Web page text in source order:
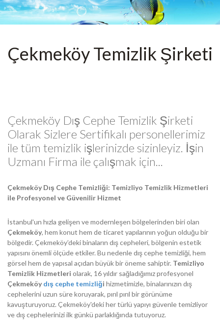
Çekmeköy Temizlik Şirketi
Çekmeköy Dış Cephe Temizlik Şirketi
Olarak Sizlere Sertifikalı personellerimiz
ile tüm temizlik işlerinizde sizinleyiz. İşin
Uzmanı Firma ile çalışmak için...
Çekmeköy Dış Cephe Temizliği: Temizliyo Temizlik Hizmetleri
ile Profesyonel ve Güvenilir Hizmet
İstanbul'un hızla gelişen ve modernleşen bölgelerinden biri olan
Çekmeköy, hem konut hem de ticaret yapılarının yoğun olduğu bir
bölgedir. Çekmeköy’deki binaların dış cepheleri, bölgenin estetik
yapısını önemli ölçüde etkiler. Bu nedenle dış cephe temizliği, hem
görsel hem de yapısal açıdan büyük bir öneme sahiptir. Temizliyo
Temizlik Hizmetleri olarak, 16 yıldır sağladığımız profesyonel
Çekmeköy dış cephe temizliği hizmetimizle, binalarınızın dış
cephelerini uzun süre koruyarak, pırıl pırıl bir görünüme
kavuşturuyoruz. Çekmeköy'deki her türlü yapıyı güvenle temizliyor
ve dış cephelerinizi ilk günkü parlaklığında tutuyoruz.